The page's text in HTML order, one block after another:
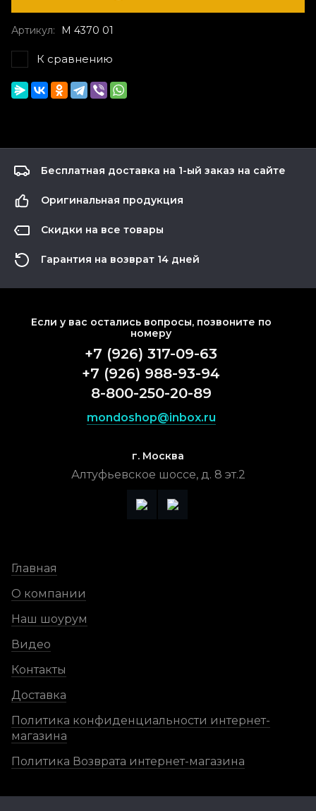
Артикул: М 4370 01
К сравнению
Бесплатная доставка на 1-ый заказ на сайте
Оригинальная продукция
Скидки на все товары
Гарантия на возврат 14 дней
Главная
О компании
Наш шоурум
Видео
Контакты
Доставка
Политика конфиденциальности интернет-
магазина
Политика Возврата интернет-магазина
Если у вас остались вопросы, позвоните по
номеру
+7 (926) 317-09-63
+7 (926) 988-93-94
8-800-250-20-89
mondoshop@inbox.ru
г. Москва
Алтуфьевское шоссе, д. 8 эт.2